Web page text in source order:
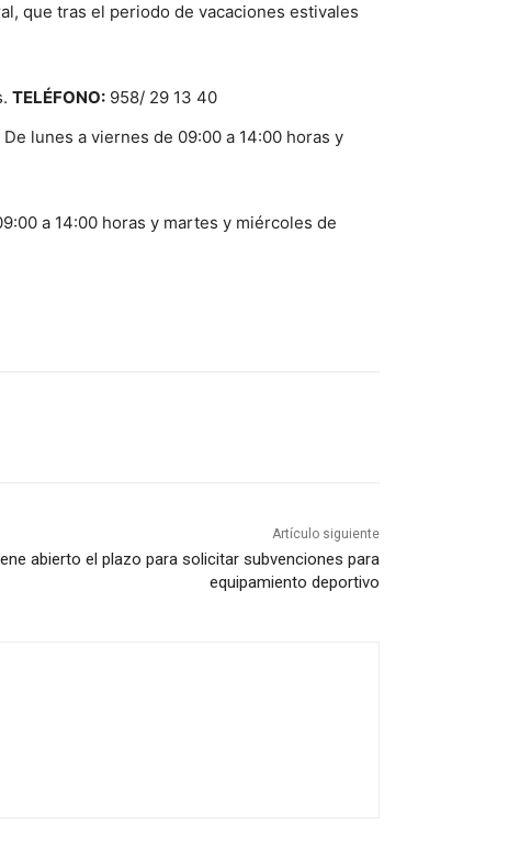
que tras el periodo de vacaciones estivales
TELÉFONO: 958/ 29 13 40
lunes a viernes de 09:00 a 14:00 horas y
a 14:00 horas y martes y miércoles de
Artículo siguiente
abierto el plazo para solicitar subvenciones para
equipamiento deportivo